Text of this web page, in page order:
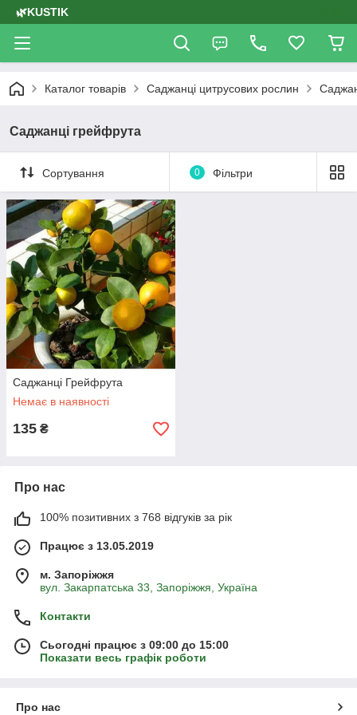
🌿KUSTIK
Каталог товарів Саджанці цитрусових рослин
Саджанці грейфрута
Сортування 0 Фільтри
Саджанці Грейфрута
Немає в наявності
135 ₴
Про нас
100% позитивних з 768 відгуків за рік
Працює з 13.05.2019
м. Запоріжжя
вул. Закарпатська 33, Запоріжжя, Україна
Контакти
Сьогодні працює з 09:00 до 15:00
Показати весь графік роботи
Про нас